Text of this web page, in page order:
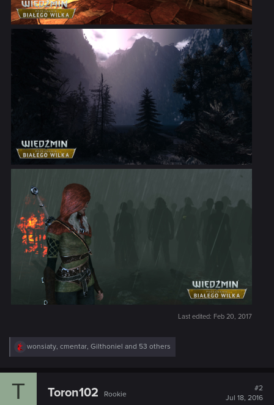
Last edited: Feb 20, 2017
R
e
c
wonsiaty, cmentar, Gilthoniel and 53 others
T Toron102 Rookie
#2
Jul 18, 2016